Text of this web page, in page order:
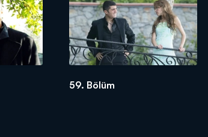
oğulları Baran özel bir mücevher tasarımı için
Baran için sürpriz bir doğum günü partisi
ile aralarında bir şey geçmeyen Baran, Havin'in
Ural'ın Havin ile olan fotoğraflarını para
59. Bölüm